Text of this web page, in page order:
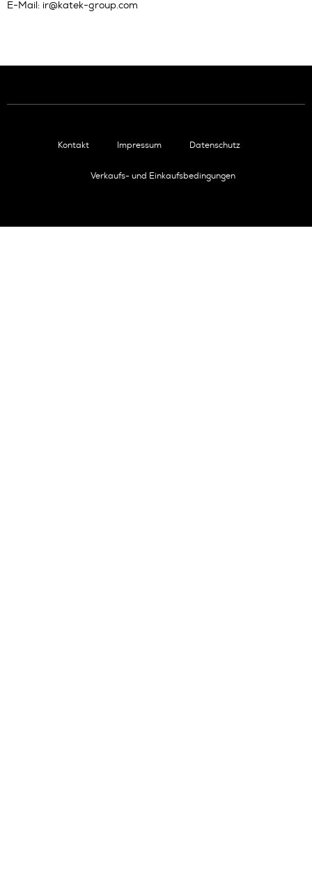
E-Mail: ir@katek-group.com
Kontakt Impressum Datenschutz
Verkaufs- und Einkaufsbedingungen